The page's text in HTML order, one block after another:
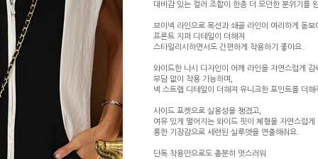
대비감 있는 컬러 조합이 한층 더 모던한 분위기를
브이넥 라인으로 목선과 쇄골 라인이 여리하게 돋보
프론트 지퍼 디테일이 더해져
스타일리시하면서도 간편하게 착용하기 좋아요.
와이드한 나시 디자인이 어깨 라인을 자연스럽게 감
부담 없이 착용 가능하며,
넥 스트랩 디테일이 더해져 유니크한 포인트를 더해
사이드 포켓으로 실용성을 챙겼고,
여유 있게 떨어지는 와이드 핏이 체형을 자연스럽게
롱한 기장감으로 세련된 실루엣을 연출해줘요.
단독 착용만으로도 충분히 멋스러워